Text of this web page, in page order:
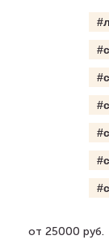
от 25000 руб.